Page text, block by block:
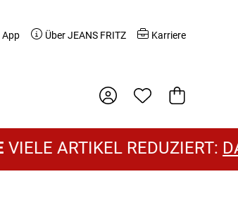
App Über JEANS FRITZ Karriere
Warenkorb
ARTIKEL REDUZIERT:DAMEN